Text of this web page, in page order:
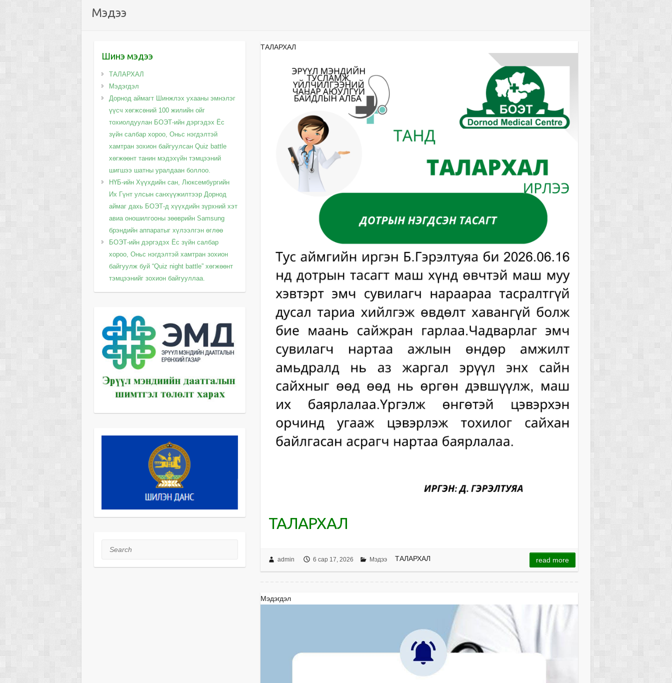
Мэдээ
ТАЛАРХАЛ
ТАЛАРХАЛ
admin 6 сар 17, 2026 Мэдээ ТАЛАРХАЛ read more
Мэдэгдэл
Шинэ мэдээ
ТАЛАРХАЛ
Мэдэгдэл
Дорнод аймагт Шинжлэх ухааны эмнэлэг
үүсч хөгжсөний 100 жилийн ойг
тохиолдуулан БОЭТ-ийн дэргэдэх Ёс
зүйн салбар хороо, Оньс нэгдэлтэй
хамтран зохион байгуулсан Quiz battle
хөгжөөнт танин мэдэхүйн тэмцээний
шигшээ шатны уралдаан боллоо.
НҮБ-ийн Хүүхдийн сан, Люксембургийн
Их Гүнт улсын санхүүжилтээр Дорнод
аймаг дахь БОЭТ-д хүүхдийн зүрхний хэт
авиа оношилгооны зөөврийн Samsung
брэндийн аппаратыг хүлээлгэн өглөө
БОЭТ-ийн дэргэдэх Ёс зүйн салбар
хороо, Оньс нэгдэлтэй хамтран зохион
байгуулж буй “Quiz night battle” хөгжөөнт
тэмцээнийг зохион байгууллаа.
Search